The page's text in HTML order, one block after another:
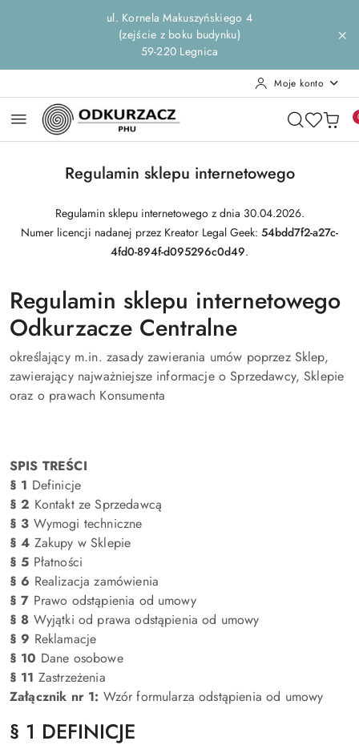
Przejdź do treści głównej
Przejdź do wyszukiwarki
Przejdź do moje konto
Przejdź do menu głównego
Przejdź do stopkiul. Kornela Makuszyńskiego 4
(zejście z boku budynku)
59-220 Legnica
Moje konto
Regulamin sklepu internetowego
Regulamin sklepu internetowego z dnia 30.04.2026.
Numer licencji nadanej przez Kreator Legal Geek: 54bdd7f2-a27c-
4fd0-894f-d095296c0d49.
Regulamin sklepu internetowego
Odkurzacze Centralne
określający m.in. zasady zawierania umów poprzez Sklep,
zawierający najważniejsze informacje o Sprzedawcy, Sklepie
oraz o prawach Konsumenta
SPIS TREŚCI
§ 1 Definicje
§ 2 Kontakt ze Sprzedawcą
§ 3 Wymogi techniczne
§ 4 Zakupy w Sklepie
§ 5 Płatności
§ 6 Realizacja zamówienia
§ 7 Prawo odstąpienia od umowy
§ 8 Wyjątki od prawa odstąpienia od umowy
§ 9 Reklamacje
§ 10 Dane osobowe
§ 11 Zastrzeżenia
Załącznik nr 1: Wzór formularza odstąpienia od umowy
§ 1 DEFINICJE